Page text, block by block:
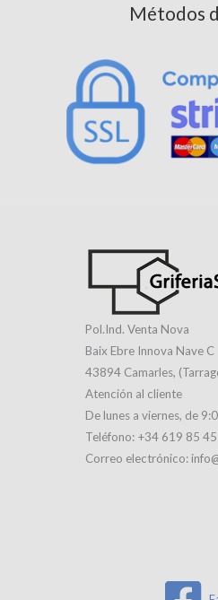
Métodos
Pol.Ind. Venta Nova
Baix Ebre Innova Nave C
43894 Camarles,
Atención al cliente
De lunes a viernes, de
Teléfono: +34 619 85
Correo electrónico: